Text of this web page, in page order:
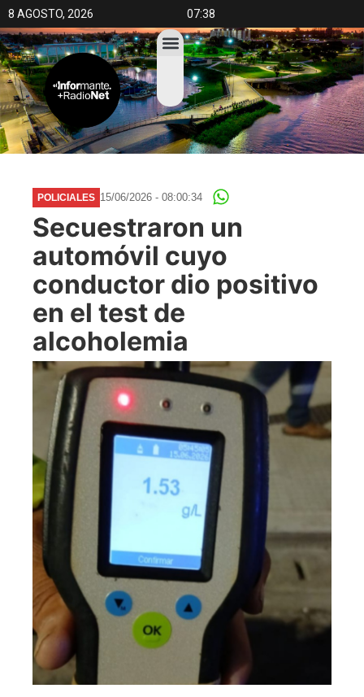
8 AGOSTO, 2026 07:38
POLICIALES 15/06/2026 - 08:00:34
Secuestraron un
automóvil cuyo
conductor dio positivo
en el test de
alcoholemia